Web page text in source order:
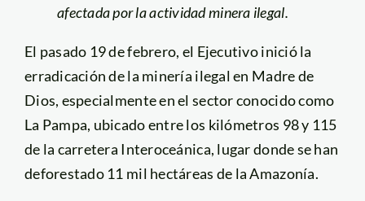
afectada por la actividad minera ilegal.
El pasado 19 de febrero, el Ejecutivo inició la
erradicación de la minería ilegal en Madre de
Dios, especialmente en el sector conocido como
La Pampa, ubicado entre los kilómetros 98 y 115
de la carretera Interoceánica, lugar donde se han
deforestado 11 mil hectáreas de la Amazonía.